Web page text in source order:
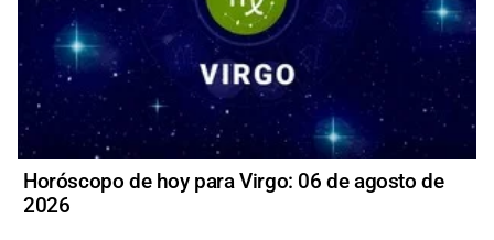
Horóscopo de hoy para Virgo: 06 de agosto de
2026